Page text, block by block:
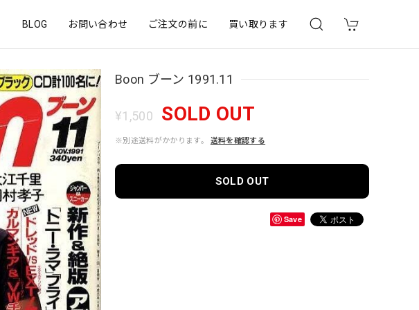
BLOG お問い合わせ ご注文の前に 買い取ります
Boon ブーン 1991.11
¥1,500 SOLD OUT
※別途送料がかかります。 送料を確認する
SOLD OUT
Save